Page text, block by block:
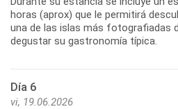
horas (aprox) que le permitirá
una de las islas más fotografiadas
degustar su gastronomía típica.
Día 6
vi, 19.06.2026